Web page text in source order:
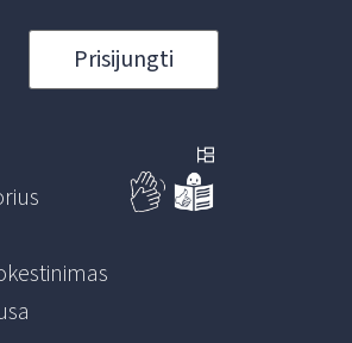
Prisijungti